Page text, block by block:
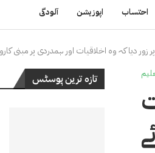
آلودگی اپوزیشن احتساب
دیا کہ وہ اخلاقیات اور ہمدردی پر مبنی
تازہ ترین پوسٹس